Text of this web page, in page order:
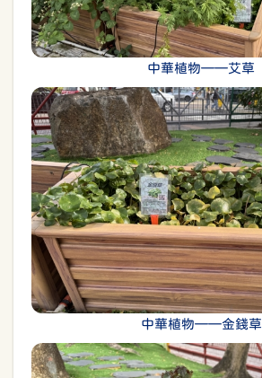
中華植物——艾草
中華植物——金錢草